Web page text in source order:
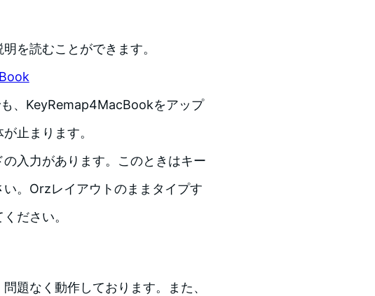
を読むことができます。
、KeyRemap4MacBookをアップ
止まります。
入力があります。このときはキー
。Orzレイアウトのままタイプす
ださい。
題なく動作しております。また、